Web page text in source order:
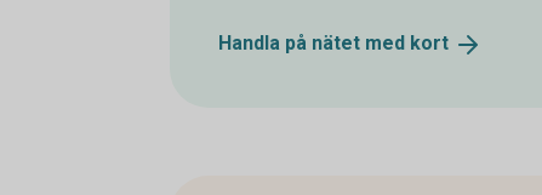
Handla på nätet med kort